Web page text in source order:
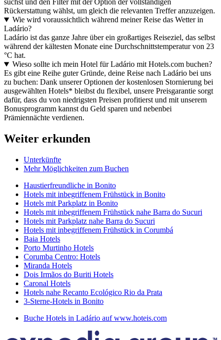
suchst und den Filter mit der Option der vollständigen
Rückerstattung wählst, um gleich die relevanten Treffer anzuzeigen.
Wie wird voraussichtlich während meiner Reise das Wetter in
Ladário?
Ladário ist das ganze Jahre über ein großartiges Reiseziel, das selbst
während der kältesten Monate eine Durchschnittstemperatur von 23
°C hat.
Wieso sollte ich mein Hotel für Ladário mit Hotels.com buchen?
Es gibt eine Reihe guter Gründe, deine Reise nach Ladário bei uns
zu buchen: Dank unserer Optionen der kostenlosen Stornierung bei
ausgewählten Hotels* bleibst du flexibel, unsere Preisgarantie sorgt
dafür, dass du von niedrigsten Preisen profitierst und mit unserem
Bonusprogramm kannst du Geld sparen und nebenbei
Prämiennächte verdienen.
Weiter erkunden
Unterkünfte
Mehr Möglichkeiten zum Buchen
Haustierfreundliche in Bonito
Hotels mit inbegriffenem Frühstück in Bonito
Hotels mit Parkplatz in Bonito
Hotels mit inbegriffenem Frühstück nahe Barra do Sucuri
Hotels mit Parkplatz nahe Barra do Sucuri
Hotels mit inbegriffenem Frühstück in Corumbá
Baia Hotels
Porto Murtinho Hotels
Corumba Centro: Hotels
Miranda Hotels
Dois Irmãos do Buriti Hotels
Caronal Hotels
Hotels nahe Recanto Ecológico Rio da Prata
3-Sterne-Hotels in Bonito
Buche Hotels in Ladário auf www.hoteis.com